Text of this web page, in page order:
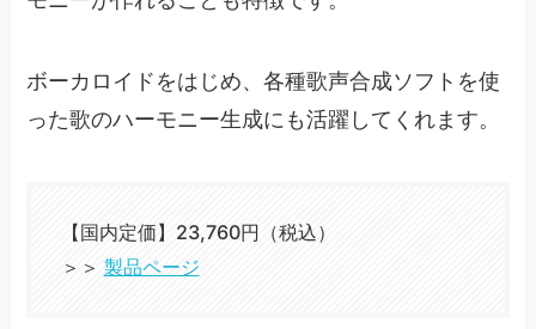
ボーカロイドをはじめ、各種歌声合成ソフトを使
った歌のハーモニー生成にも活躍してくれます。
【国内定価】23,760円（税込）
＞＞ 製品ページ